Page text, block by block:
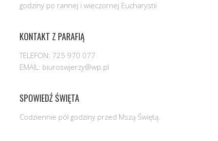
godziny po rannej i wieczornej Eucharystii
KONTAKT Z PARAFIĄ
TELEFON: 725 970 077
EMAIL: biuroswjerzy@wp.pl
SPOWIEDŹ ŚWIĘTA
Codziennie pół godziny przed Mszą Świętą.